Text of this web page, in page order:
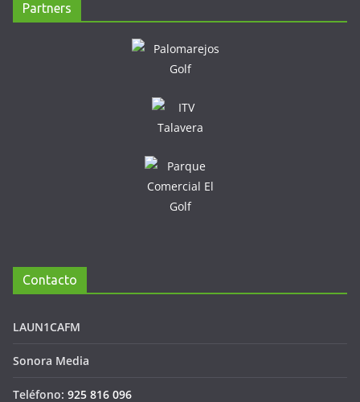
Partners
Contacto
LAUN1CAFM
Sonora Media
Teléfono: 925 816 096